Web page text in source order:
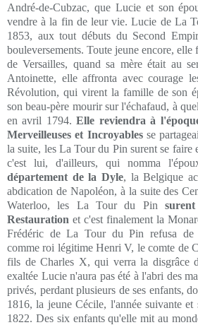
André-de-Cubzac, que Lucie et son
vendre à la fin de leur vie. Lucie de La
1853, aux tout débuts du Second
bouleversements. Toute jeune encore, elle
de Versailles, quand sa mère était au
Antoinette, elle affronta avec courage
Révolution, qui virent la famille de son
son beau-père mourir sur l'échafaud, à
en avril 1794.Elle reviendra à
Merveilleuses et Incroyablesse
la suite, les La Tour du Pin surent se faire
c'est lui, d'ailleurs, qui nomma
département de la Dyle, la Belgique
abdication de Napoléon, à la suite des
Waterloo, les La Tour du Pin
Restauration et c'est finalement la
Frédéric de La Tour du Pin refusa de
comme roi légitime Henri V, le comte de
fils de Charles X, qui verra la disgrâce
exaltée Lucie n'aura pas été à l'abri des
privés, perdant plusieurs de ses enfants,
1816, la jeune Cécile, l'année suivante
1822. Des six enfants qu'elle mit au